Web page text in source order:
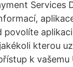
Services
povolíte
kterou
k vašemu